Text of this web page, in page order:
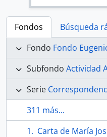
Fondos
Búsqueda
Fondo Fondo
Subfondo Actividad
Serie
311 más...
Carta de María José